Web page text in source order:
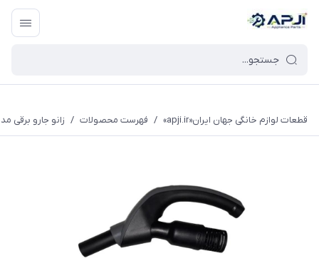
قطعات یدکی و جانبی لوازم خانگی جهان ایران
قطعات لوازم خانگی جهان ایران«apji.ir» / فهرست محصولات / زانو جارو برقی